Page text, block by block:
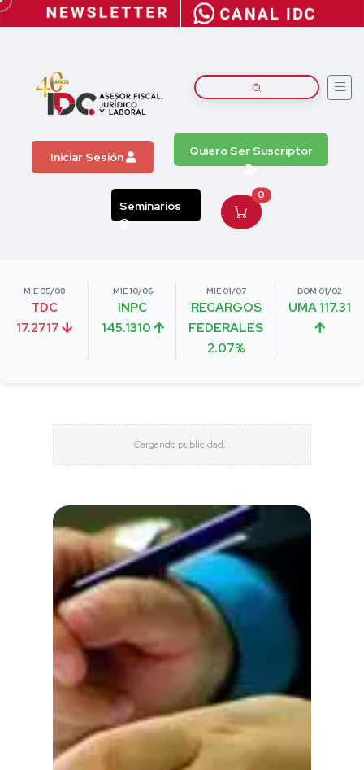
Iniciar Sesión Quiero Ser Suscriptor
Seminarios
0
MIE 05/08
TDC
17.2717
MIE 10/06
INPC
145.1310
MIE 01/07
RECARGOS
FEDERALES
2.07%
DOM 01/02
UMA 117.31